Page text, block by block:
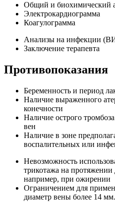
Общий и биохимический
Электрокардиограмма
Коагулограмма
Анализы на инфекции
Заключение терапевта
Противопоказания
Беременность и период
Наличие выраженного
конечности
Наличие острого
вен
Наличие в зоне
воспалительных или
Невозможность
трикотажа на
например, при ожирении
Ограничением для
диаметр вены более 14